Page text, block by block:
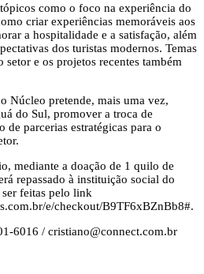
como o foco na experiência do
criar experiências memoráveis aos
a hospitalidade e a satisfação, além
dos turistas modernos. Temas
e os projetos recentes também
Núcleo pretende, mais uma vez,
do Sul, promover a troca de
de parcerias estratégicas para o
mediante a doação de 1 quilo de
repassado à instituição social do
feitas pelo link
e/checkout/B9TF6xBZnBb8#.
6016 / cristiano@connect.com.br